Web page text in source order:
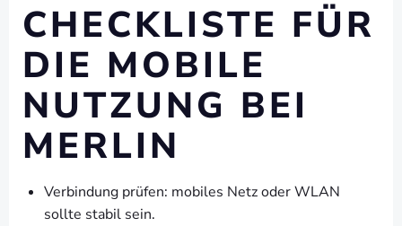
CHECKLISTE FÜR
DIE MOBILE
NUTZUNG BEI
MERLIN
Verbindung prüfen: mobiles Netz oder WLAN
sollte stabil sein.